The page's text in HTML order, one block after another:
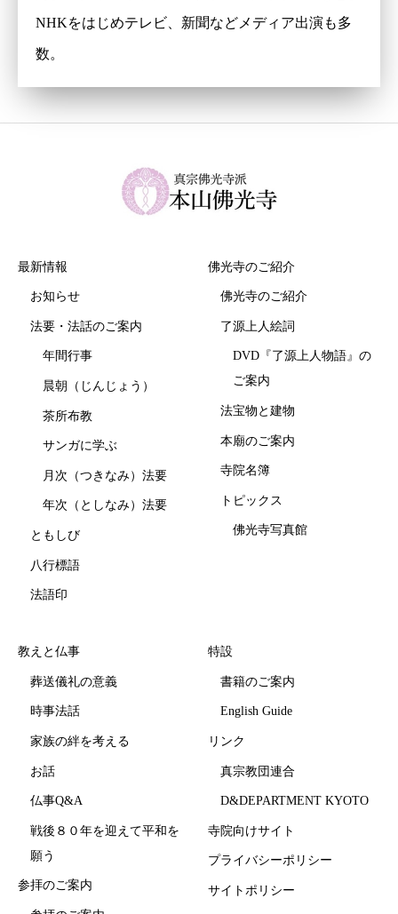
NHKをはじめテレビ、新聞などメディア出演も多
数。
最新情報
お知らせ
法要・法話のご案内
年間行事
晨朝（じんじょう）
茶所布教
サンガに学ぶ
月次（つきなみ）法要
年次（としなみ）法要
ともしび
八行標語
法語印
佛光寺のご紹介
佛光寺のご紹介
了源上人絵詞
DVD『了源上人物語』の
ご案内
法宝物と建物
本廟のご案内
寺院名簿
トピックス
佛光寺写真館
教えと仏事
葬送儀礼の意義
時事法話
家族の絆を考える
お話
仏事Q&A
戦後８０年を迎えて平和を
願う
参拝のご案内
特設
書籍のご案内
English Guide
リンク
真宗教団連合
D&DEPARTMENT KYOTO
寺院向けサイト
プライバシーポリシー
サイトポリシー